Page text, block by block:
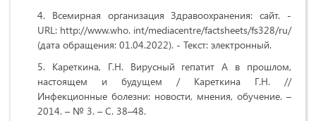
Всемирная организация Здравоохранения: сайт. -
URL: http://www.who. int/mediacentre/factsheets/fs328/ru/
(дата обращения: 01.04.2022). - Текст: электронный.
Кареткина, Г.Н. Вирусный гепатит А в прошлом,
настоящем и будущем / Кареткина Г.Н. //
Инфекционные болезни: новости, мнения, обучение. –
2014. – № 3. – С. 38–48.